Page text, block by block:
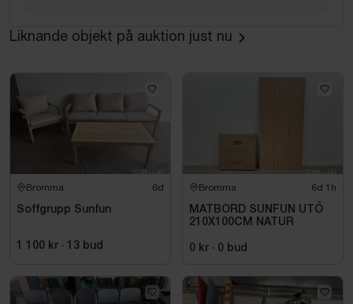
Liknande objekt på auktion just nu
Bromma 6d
Soffgrupp Sunfun
1 100 kr · 13 bud
Bromma 6d 1h
MATBORD SUNFUN UTÖ
210X100CM NATUR
0 kr · 0 bud